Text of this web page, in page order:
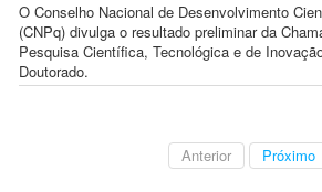
O Conselho Nacional de Desenvolvimento
(CNPq) divulga o resultado preliminar da
Pesquisa Científica, Tecnológica e de
Doutorado.
Anterior Próximo